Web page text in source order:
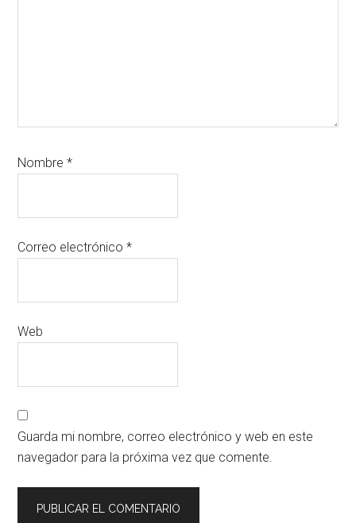
Nombre*
Correo electrónico*
Web
Guarda mi nombre, correo electrónico y web en este
navegador para la próxima vez que comente.